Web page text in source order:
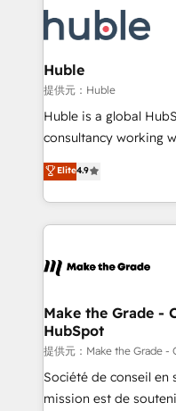
COS Design Award
Provider of the Year
Partner 📆Founded in
Slash months from
Click "Contact
Integration templates
of your tech stack, syncing... 🛍️
WooCommerce 💲
Netsuite 🤖 Google
the rare Advanced
Accreditation, securely
new HubSpot portal
CRM Migrations
Huble
提供元：Huble
Huble is a global
consultancy working
businesses. We go beyond implementation, shaping
the strategy,
HubSpot into a genuine
HubSpot's Global
worldwide, and with
One company, one
across offices and
Canada, Germany,
South Africa. Certified compliant with ISO/IEC
27001:2022 and ISO
Elite4.9
Make the Grade -
HubSpot
提供元：Make the Grade
Société de conseil
mission est de